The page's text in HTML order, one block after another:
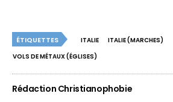
ÉTIQUETTES ITALIE
ITALIE (MARCHES)
VOLS DE MÉTAUX (ÉGLISES)
Rédaction Christianophobie